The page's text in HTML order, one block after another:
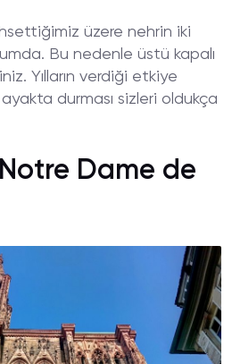
üzere nehrin iki
Bu nedenle üstü kapalı
Yılların verdiği etkiye
durması sizleri oldukça
Dame de